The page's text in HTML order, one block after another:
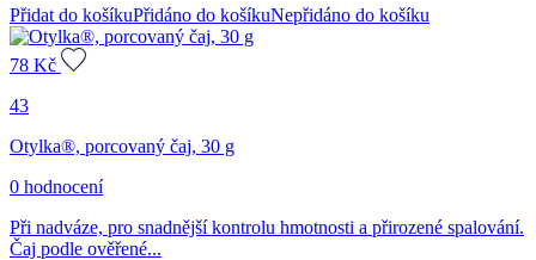
Přidat do košíkuPřidáno do košíkuNepřidáno do košíku
78 Kč
43
Otylka®, porcovaný čaj, 30 g
0 hodnocení
Při nadváze, pro snadnější kontrolu hmotnosti a přirozené spalování.
Čaj podle ověřené...